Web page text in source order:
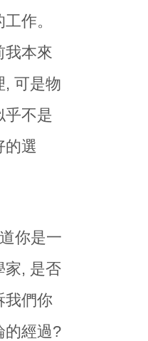
作。
我本來
, 可是物
乎不是
的選
你是一
家, 是否
我們你
的經過?